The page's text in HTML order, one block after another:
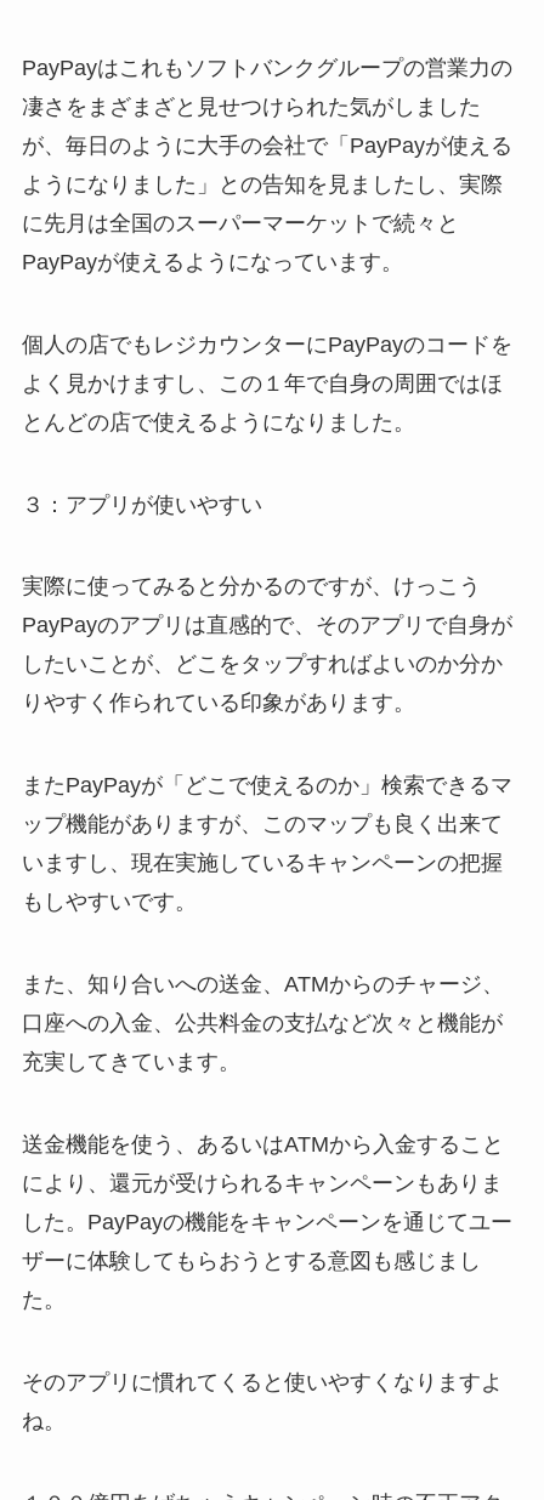
PayPayはこれもソフトバンクグループの営業力の
凄さをまざまざと見せつけられた気がしました
が、毎日のように大手の会社で「PayPayが使える
ようになりました」との告知を見ましたし、実際
に先月は全国のスーパーマーケットで続々と
PayPayが使えるようになっています。
個人の店でもレジカウンターにPayPayのコードを
よく見かけますし、この１年で自身の周囲ではほ
とんどの店で使えるようになりました。
３：アプリが使いやすい
実際に使ってみると分かるのですが、けっこう
PayPayのアプリは直感的で、そのアプリで自身が
したいことが、どこをタップすればよいのか分か
りやすく作られている印象があります。
またPayPayが「どこで使えるのか」検索できるマ
ップ機能がありますが、このマップも良く出来て
いますし、現在実施しているキャンペーンの把握
もしやすいです。
また、知り合いへの送金、ATMからのチャージ、
口座への入金、公共料金の支払など次々と機能が
充実してきています。
送金機能を使う、あるいはATMから入金すること
により、還元が受けられるキャンペーンもありま
した。PayPayの機能をキャンペーンを通じてユー
ザーに体験してもらおうとする意図も感じまし
た。
そのアプリに慣れてくると使いやすくなりますよ
ね。